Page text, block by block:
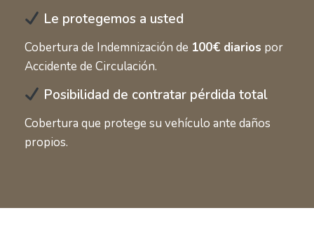
Le protegemos a usted
Cobertura de Indemnización de 100€ diarios por
Accidente de Circulación.
Posibilidad de contratar pérdida total
Cobertura que protege su vehículo ante daños
propios.